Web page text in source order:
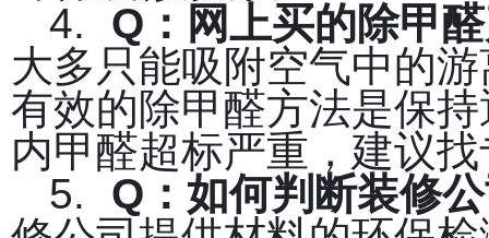
4.
Q ：网上买的除甲
大多只能吸附空气中的
有效的除甲醛方法是保
内甲醛超标严重，建议
5.
Q ：如何判断装修